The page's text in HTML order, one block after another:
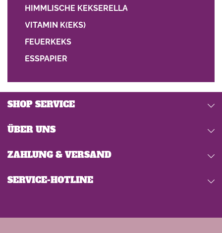
HIMMLISCHE KEKSERELLA
VITAMIN K(EKS)
FEUERKEKS
ESSPAPIER
SERVICE-HOTLINE
SHOP SERVICE
ÜBER UNS
ZAHLUNG & VERSAND